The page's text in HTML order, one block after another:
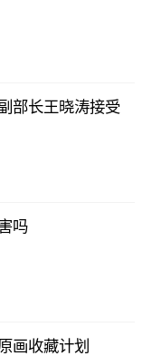
部长王晓涛接受
吗
画收藏计划